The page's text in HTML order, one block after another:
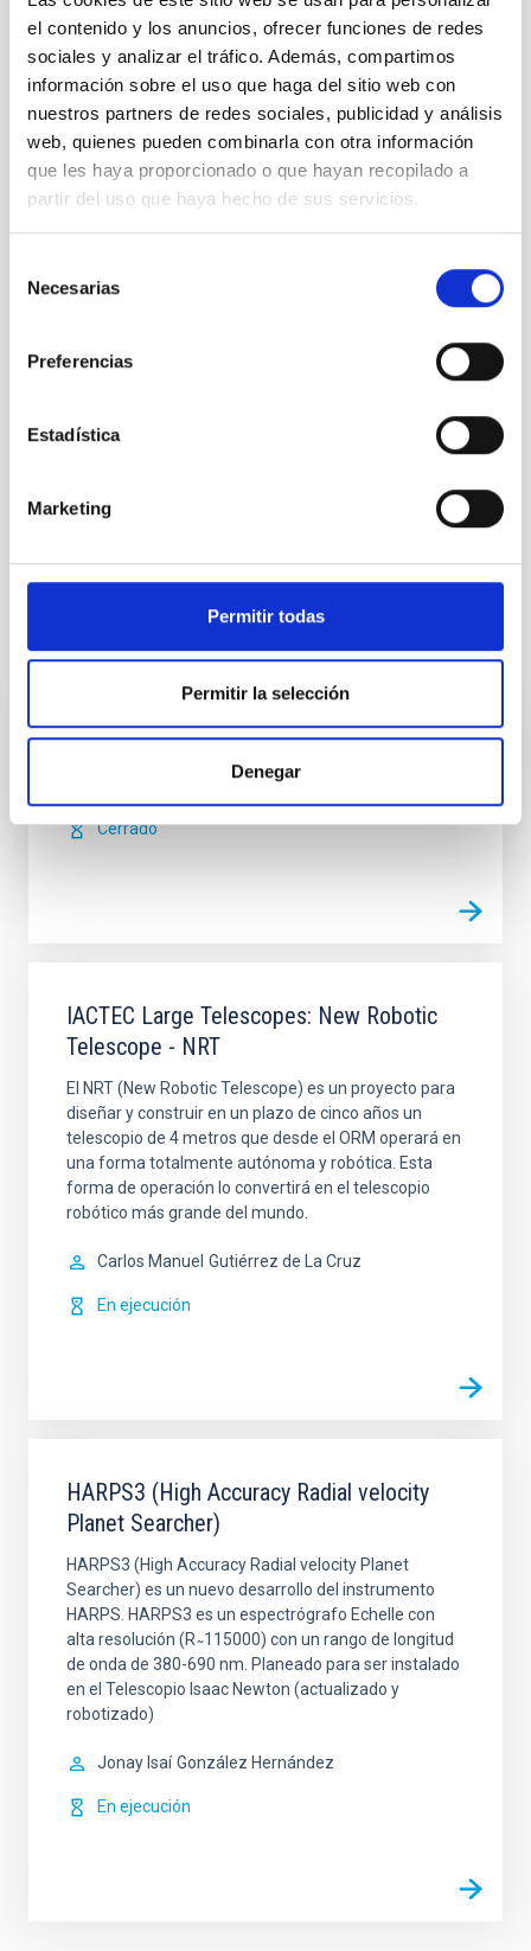
el contenido y los anuncios, ofrecer funciones de redes
sociales y analizar el tráfico. Además, compartimos
información sobre el uso que haga del sitio web con
nuestros partners de redes sociales, publicidad y análisis
web, quienes pueden combinarla con otra información
que les haya proporcionado o que hayan recopilado a
partir del uso que haya hecho de sus servicios.
Necesarias
Preferencias
Estadística
Marketing
Permitir todas
Permitir la selección
Denegar
INSTRUMENTACIÓN
ESTADO
CERRADO
Telescopios
Te puede interesar
THERMAP for Marco Polo-R
Licandro Goldaracena
Cerrado
IACTEC Large Telescopes: New Robotic
Telescope - NRT
El NRT (New Robotic Telescope) es un proyecto para
diseñar y construir en un plazo de cinco años un
telescopio de 4 metros que desde el ORM operará en
una forma totalmente autónoma y robótica. Esta
forma de operación lo convertirá en el telescopio
robótico más grande del mundo.
Carlos Manuel Gutiérrez de La Cruz
En ejecución
HARPS3 (High Accuracy Radial velocity
Planet Searcher)
HARPS3 (High Accuracy Radial velocity Planet
Searcher) es un nuevo desarrollo del instrumento
HARPS. HARPS3 es un espectrógrafo Echelle con
alta resolución (R ̴ 115000) con un rango de longitud
de onda de 380-690 nm. Planeado para ser instalado
en el Telescopio Isaac Newton (actualizado y
robotizado)
Jonay Isaí González Hernández
En ejecución